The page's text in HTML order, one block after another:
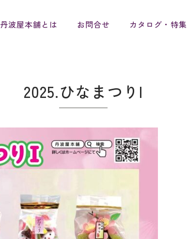
丹波屋本舗とは お問合せ カタログ・特集
2025.ひなまつりI